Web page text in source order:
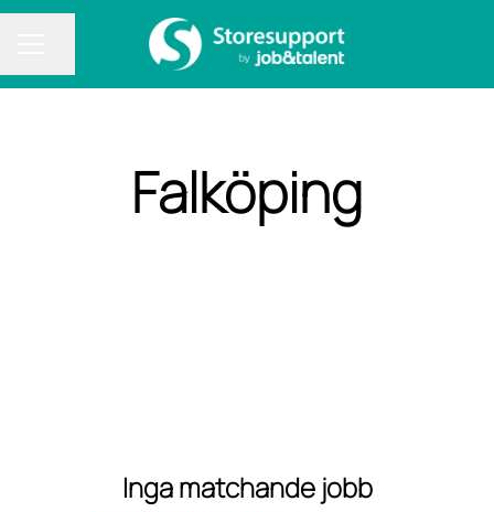
Falköping
Inga matchande jobb